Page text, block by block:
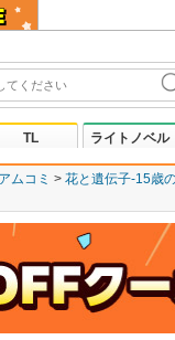
TL ライトノベル
アムコミ 花と遺伝子-15歳